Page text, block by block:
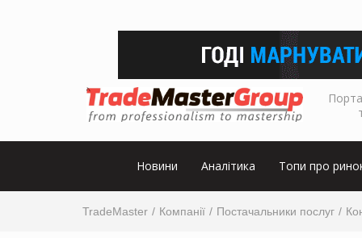
Новини Аналітика Топи про
TradeMaster Компанії Постачальники послуг